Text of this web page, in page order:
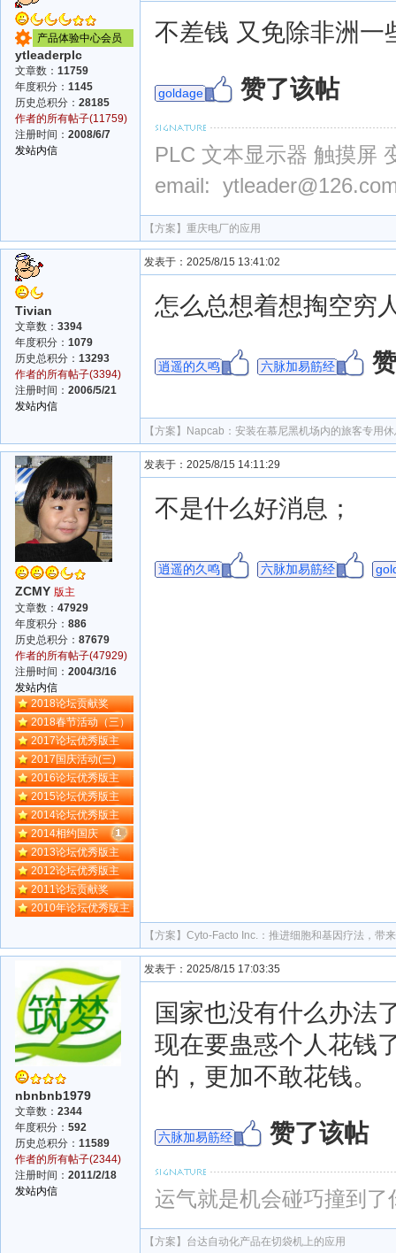
产品体验中心会员
ytleaderplc
文章数： 11759
年度积分： 1145
历史总积分： 28185
作者的所有帖子(11759)
注册时间： 2008/6/7
发站内信
不差钱 又免除非洲一
goldage 赞了该帖
PLC 文本显示器 触摸屏
email:
【方案】 重庆电厂的应用
Tivian
文章数： 3394
年度积分： 1079
历史总积分： 13293
作者的所有帖子(3394)
注册时间： 2006/5/21
发站内信
发表于：2025/8/15 13:41:02
怎么总想着想掏空穷
逍遥的久鸣 六脉加易筋经
【方案】 Napcab：安装在慕尼黑机场内的旅客专用
ZCMY 版主
文章数： 47929
年度积分： 886
历史总积分： 87679
作者的所有帖子(47929)
注册时间： 2004/3/16
发站内信
2018论坛贡献奖
2018春节活动（三）
2017论坛优秀版主
2017国庆活动(三)
2016论坛优秀版主
2015论坛优秀版主
2014论坛优秀版主
2014相约国庆
2013论坛优秀版主
2012论坛优秀版主
2011论坛贡献奖
2010年论坛优秀版主
发表于：2025/8/15 14:11:29
不是什么好消息；
逍遥的久鸣 六脉加易筋经
【方案】 Cyto-Facto Inc.：推进细胞和基因疗法，带
nbnbnb1979
文章数： 2344
年度积分： 592
历史总积分： 11589
作者的所有帖子(2344)
注册时间： 2011/2/18
发站内信
发表于：2025/8/15 17:03:35
国家也没有什么办法
现在要蛊惑个人花钱
的，更加不敢花钱。
六脉加易筋经 赞了该帖
运气就是机会碰巧撞到了
【方案】 台达自动化产品在切袋机上的应用